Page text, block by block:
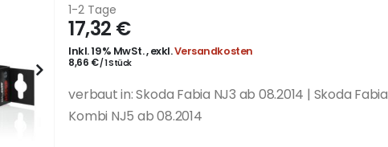
1-2 Tage
17,32 €
Inkl. 19% MwSt.,exkl.Versandkosten
8,66 €/ 1 Stück
verbaut in: Skoda Fabia NJ3 ab 08.2014 | Skoda Fabia
Kombi NJ5 ab 08.2014